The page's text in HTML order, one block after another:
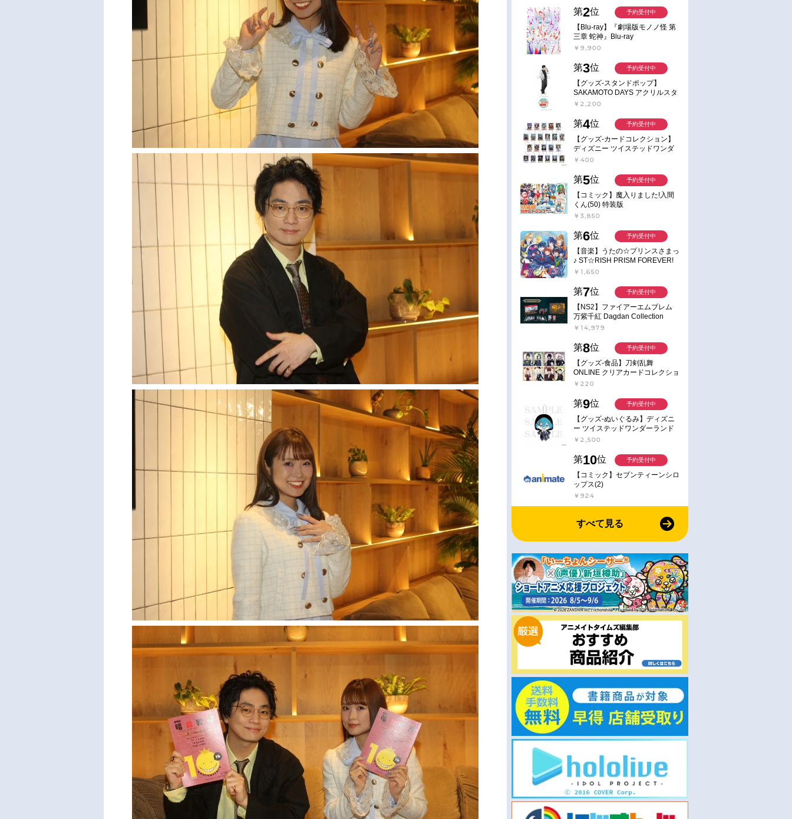
第2位
【Blu-ray】『劇場版モノノ怪 第
三章 蛇神』Blu-ray
￥9,900
予約受付中
第3位
【グッズ-スタンドポップ】
SAKAMOTO DAYS アクリルスタ
ンド～Sunny Afternoon～ 4.南雲
￥2,200
予約受付中
第4位
【グッズ-カードコレクション】
ディズニー ツイステッドワンダ
ーランド ランダムカードコレク
￥400
予約受付中
第5位
【コミック】魔入りました!入間
くん(50) 特装版
￥3,850
予約受付中
第6位
【音楽】うたの☆プリンスさまっ
♪ ST☆RISH PRISM FOREVER!
￥1,650
予約受付中
第7位
【NS2】ファイアーエムブレム
万紫千紅 Dagdan Collection
￥14,979
予約受付中
第8位
【グッズ-食品】刀剣乱舞
ONLINE クリアカードコレクショ
ンガム
￥220
予約受付中
第9位
【グッズ-ぬいぐるみ】ディズニ
ー ツイステッドワンダーランド
ミニミニぬいぐるみ(クラブ・ウ
￥2,500
予約受付中
第10位
【コミック】セブンティーンシロ
ップス(2)
￥924
予約受付中
すべて見る